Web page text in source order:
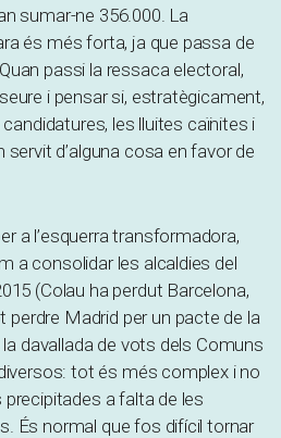
sumar-ne 356.000. La
és més forta, ja que passa de
passi la ressaca electoral,
i pensar si, estratègicament,
les lluites caïnites i
servit d’alguna cosa en favor de
a l’esquerra transformadora,
a consolidar les alcaldies del
(Colau ha perdut Barcelona,
Madrid per un pacte de la
davallada de vots dels Comuns
tot és més complex i no
a falta de les
És normal que fos difícil tornar